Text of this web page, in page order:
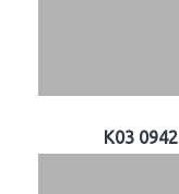
K03 0942